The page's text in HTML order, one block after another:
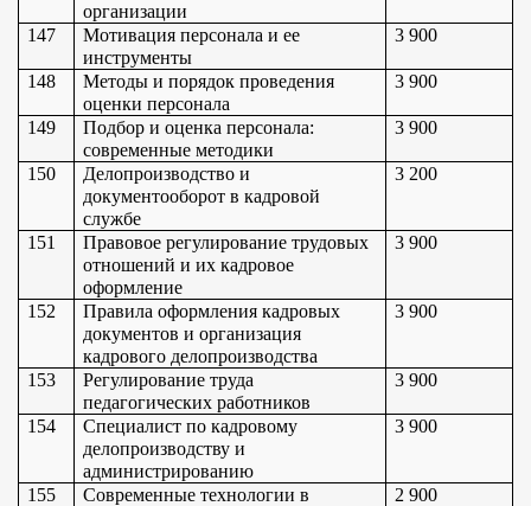
организации
147
Мотивация персонала и ее
инструменты
3 900
148
Методы и порядок проведения
оценки персонала
3 900
149
Подбор и оценка персонала:
современные методики
3 900
150
Делопроизводство и
документооборот в кадровой
службе
3 200
151
Правовое регулирование трудовых
отношений и их кадровое
оформление
3 900
152
Правила оформления кадровых
документов и организация
кадрового делопроизводства
3 900
153
Регулирование труда
педагогических работников
3 900
154
Специалист по кадровому
делопроизводству и
администрированию
3 900
155
Современные технологии в
2 900